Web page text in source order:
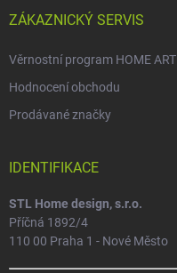
ZÁKAZNICKÝ SERVIS
Věrnostní program HOME ART
Hodnocení obchodu
Prodávané značky
IDENTIFIKACE
STL Home design, s.r.o.
Příčná 1892/4
110 00 Praha 1 - Nové Město